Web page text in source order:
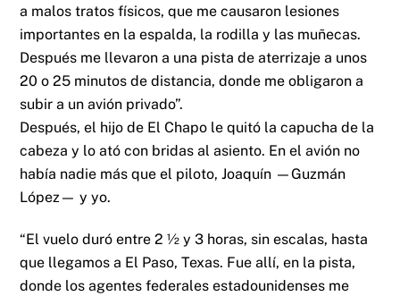
a malos tratos físicos, que me causaron lesiones
importantes en la espalda, la rodilla y las muñecas.
Después me llevaron a una pista de aterrizaje a unos
20 o 25 minutos de distancia, donde me obligaron a
subir a un avión privado”.
Después, el hijo de El Chapo le quitó la capucha de la
cabeza y lo ató con bridas al asiento. En el avión no
había nadie más que el piloto, Joaquín —Guzmán
López— y yo.
“El vuelo duró entre 2 ½ y 3 horas, sin escalas, hasta
que llegamos a El Paso, Texas. Fue allí, en la pista,
donde los agentes federales estadounidenses me